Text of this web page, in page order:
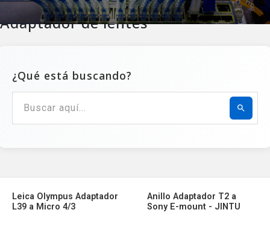
Adaptador de lentes
¿Qué está buscando?
Leica Olympus Adaptador
L39 a Micro 4/3
Anillo Adaptador T2 a
Sony E-mount - JINTU